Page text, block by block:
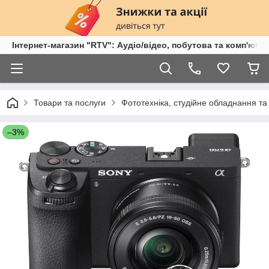
Інтернет-магазин "RTV": Аудіо/відео, побутова та
Товари та послуги Фототехніка, студійне обладнання
–3%